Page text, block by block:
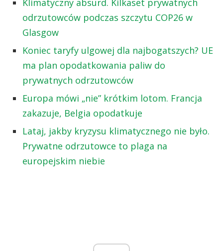
Klimatyczny absurd. Kilkaset prywatnych
odrzutowców podczas szczytu COP26 w
Glasgow
Koniec taryfy ulgowej dla najbogatszych? UE
ma plan opodatkowania paliw do
prywatnych odrzutowców
Europa mówi „nie” krótkim lotom. Francja
zakazuje, Belgia opodatkuje
Lataj, jakby kryzysu klimatycznego nie było.
Prywatne odrzutowce to plaga na
europejskim niebie